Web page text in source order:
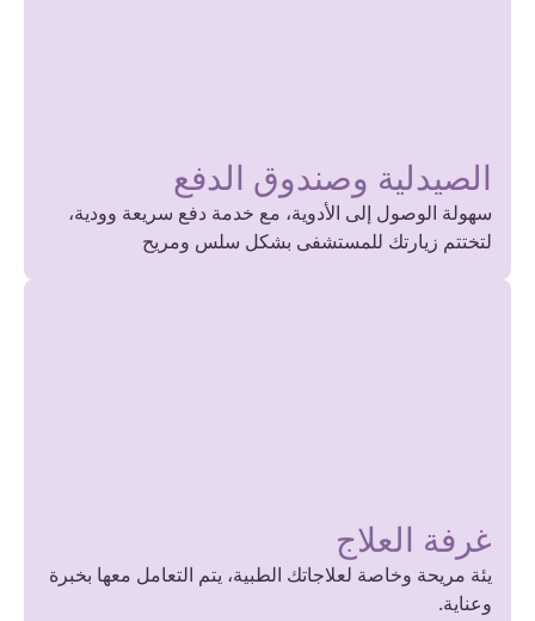
الصيدلية وصندوق الدفع
سهولة الوصول إلى الأدوية، مع خدمة دفع سريعة وودية،
لتختتم زيارتك للمستشفى بشكل سلس ومريح
غرفة العلاج
يئة مريحة وخاصة لعلاجاتك الطبية، يتم التعامل معها بخبرة
وعناية.